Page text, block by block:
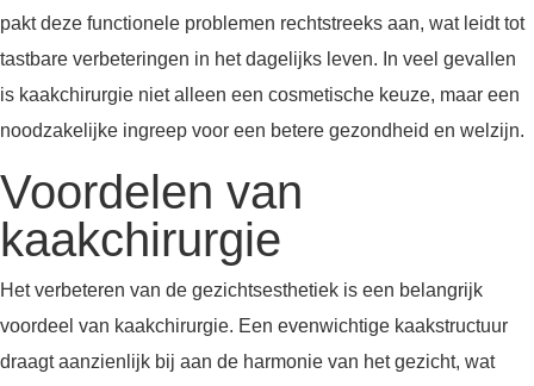
pakt deze functionele problemen rechtstreeks aan, wat leidt tot
tastbare verbeteringen in het dagelijks leven. In veel gevallen
is kaakchirurgie niet alleen een cosmetische keuze, maar een
noodzakelijke ingreep voor een betere gezondheid en welzijn.
Voordelen van
kaakchirurgie
Het verbeteren van de gezichtsesthetiek is een belangrijk
voordeel van kaakchirurgie. Een evenwichtige kaakstructuur
draagt aanzienlijk bij aan de harmonie van het gezicht, wat